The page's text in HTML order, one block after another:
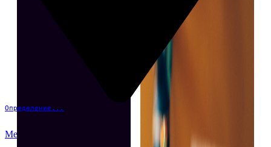
Определение...
Меню